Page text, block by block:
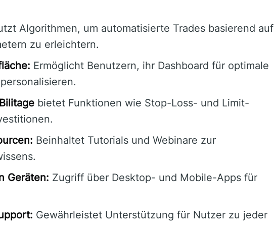
Algorithmen, um automatisierte Trades basierend auf
zu erleichtern.
Ermöglicht Benutzern, ihr Dashboard für optimale
Bilitage bietet Funktionen wie Stop-Loss- und Limit-
Beinhaltet Tutorials und Webinare zur
Geräten: Zugriff über Desktop- und Mobile-Apps für
Gewährleistet Unterstützung für Nutzer zu jeder